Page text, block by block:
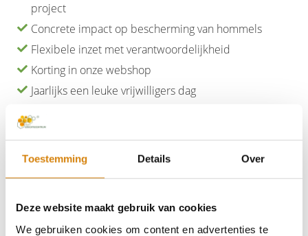
Toestemming Details Over
Deze website maakt gebruik van cookies
We gebruiken cookies om content en advertenties te
project
Concrete impact op bescherming van hommels
Flexibele inzet met verantwoordelijkheid
Korting in onze webshop
Jaarlijks een leuke vrijwilligers dag
Zou mooi zijn als je in de buurt van Vorden woont zodat je
ook af en toe naar kantoor kan komen maar dat is geen
vereiste
.
Er zit een overlap in bovenstaande functies. Mogelijk
kunnen functies gecombineerd worden maar we